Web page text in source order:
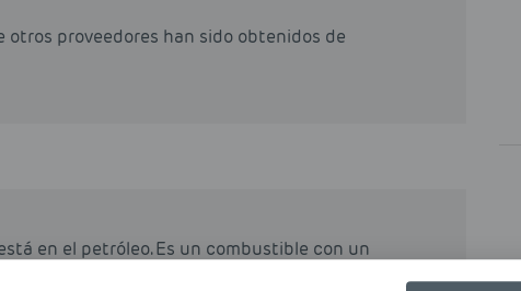
otros proveedores han sido obtenidos de
en el petróleo. Es un combustible con un
comunes (como la gasolina 95).